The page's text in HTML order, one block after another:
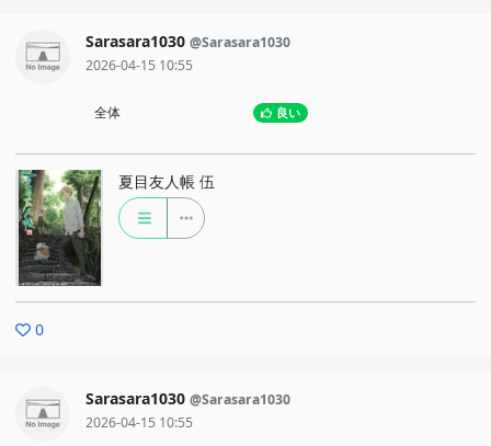
Sarasara1030 @Sarasara1030
2026-04-15 10:55
全体 良い
夏目友人帳 伍
0
Sarasara1030 @Sarasara1030
2026-04-15 10:55